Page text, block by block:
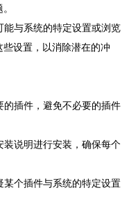
能与系统的特定设置或浏览
设置，以消除潜在的冲
的插件，避免不必要的插件
装说明进行安装，确保每个
某个插件与系统的特定设置